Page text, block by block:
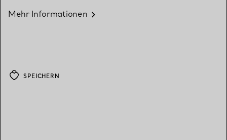
Mehr Informationen
SPEICHERN